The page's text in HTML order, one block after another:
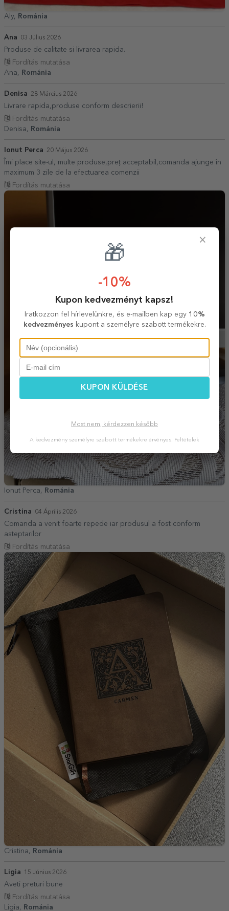
Aly, Románia
Ana 03 Július 2026
Produse de calitate si livrarea rapida.
Fordítás mutatása
Ana,
Románia
Denisa 28 Március 2026
Livrare rapida,produse conform descrierii!
Fordítás mutatása
Denisa,
Románia
Ionut Perca 20 Május 2026
Îmi place site-ul, multe produse,preț acceptabil,comanda ajunge în
maximum 3 zile de la efectuarea comenzii
Fordítás mutatása
Ionut Perca, Románia
Cristina 04 Április 2026
Comanda a venit foarte repede iar produsul a fost conform
asteptarilor
Fordítás mutatása
Cristina, Románia
Ligia 15 Június 2026
Aveti preturi bune
Fordítás mutatása
Ligia,
Románia
×
🎁
-10%
Kupon kedvezményt kapsz!
Iratkozzon fel hírlevelünkre, és e-mailben kap egy 10%
kedvezményes kupont a személyre szabott termékekre.
KUPON KÜLDÉSE
Most nem, kérdezzen később
A kedvezmény személyre szabott termékekre érvényes. Feltételek